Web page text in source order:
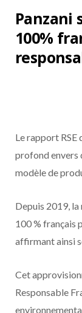
Panzani
100%
Le rapport RSE
profond envers
modèle de
Depuis 2019,
100 % français
affirmant ainsi
Cet
Responsable